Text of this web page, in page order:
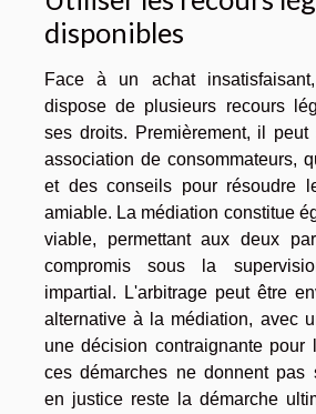
disponibles
Face à un achat
dispose de plusieurs recours
ses droits. Premièrement, il
association de consommateurs,
et des conseils pour résoudre
amiable. La médiation constitue
viable, permettant aux deux
compromis sous la
impartial. L'arbitrage peut être
alternative à la médiation, avec
une décision contraignante pour
ces démarches ne donnent pas
en justice reste la démarche